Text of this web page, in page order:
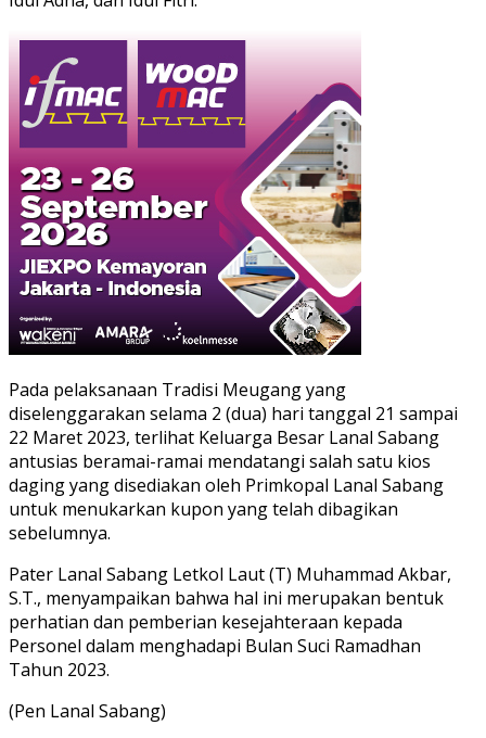
Pada pelaksanaan Tradisi Meugang yang
diselenggarakan selama 2 (dua) hari tanggal 21 sampai
22 Maret 2023, terlihat Keluarga Besar Lanal Sabang
antusias beramai-ramai mendatangi salah satu kios
daging yang disediakan oleh Primkopal Lanal Sabang
untuk menukarkan kupon yang telah dibagikan
sebelumnya.
Pater Lanal Sabang Letkol Laut (T) Muhammad Akbar,
S.T., menyampaikan bahwa hal ini merupakan bentuk
perhatian dan pemberian kesejahteraan kepada
Personel dalam menghadapi Bulan Suci Ramadhan
Tahun 2023.
(Pen Lanal Sabang)